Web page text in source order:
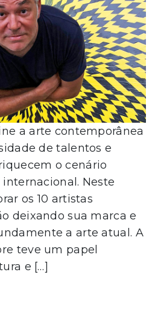
a arte contemporânea
de talentos e
o cenário
Neste
os 10 artistas
deixando sua marca e
a arte atual. A
teve um papel
e […]